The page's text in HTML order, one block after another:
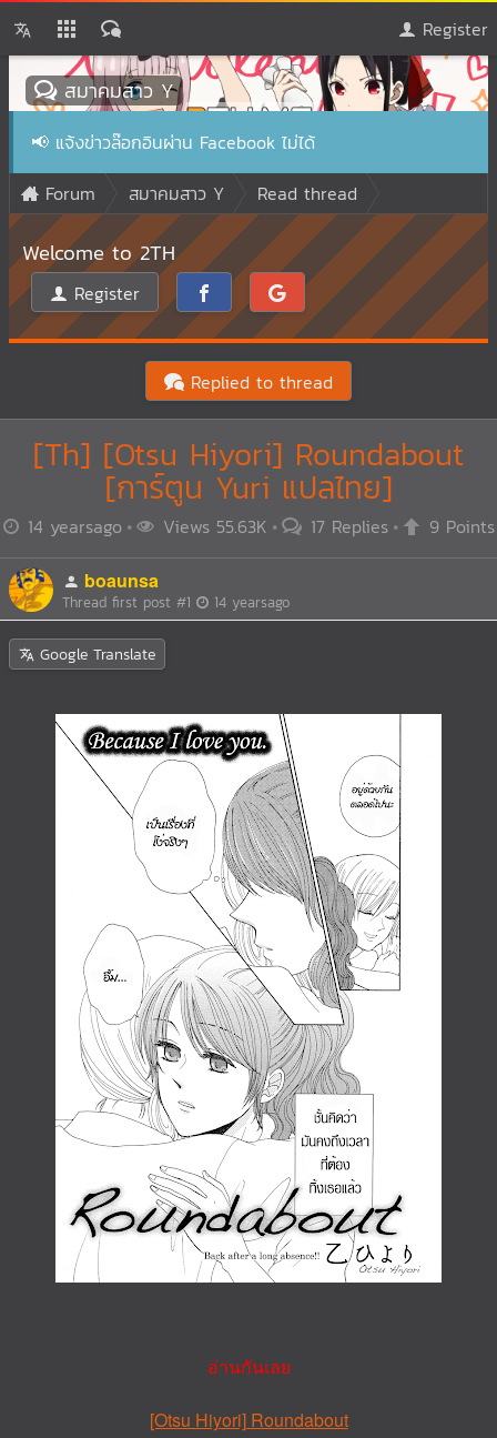
Register
สมาคมสาว Y
📢 แจ้งข่าวล๊อกอินผ่าน Facebook ไม่ได้
Forum
สมาคมสาว Y Read thread
Welcome to 2TH
Register
Replied to thread
[Th] [Otsu Hiyori] Roundabout
[การ์ตูน Yuri แปลไทย]
14 yearsago Views 55.63K 17 Replies 9 Points
boaunsa
Thread first post #1 14 yearsago
Google Translate
อ่านกันเลย
[Otsu Hiyori] Roundabout